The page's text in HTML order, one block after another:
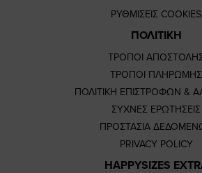
ΡΥΘΜΙΣΕΙΣ COOKIES
ΠΟΛΙΤΙΚΗ
ΤΡΟΠΟΙ
ΤΡΟΠΟΙ ΠΛΗΡΩΜΗΣ
ΠΟΛΙΤΙΚΗ ΕΠΙΣΤΡΟΦΩΝ &
ΣΥΧΝΕΣ ΕΡΩΤΗΣΕΙΣ
ΠΡΟΣΤΑΣΙΑ
PRIVACY POLICY
HAPPYSIZES